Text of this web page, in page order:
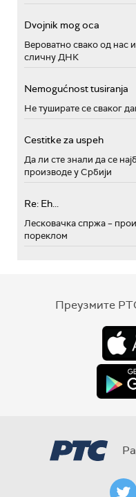
Dvojnik mog oca
Вероватно свако од нас
сличну ДНК
Nemogućnost tusiranja
Не туширате се сваког
Cestitke za uspeh
Да ли сте знали да се
производе у Србији
Re: Eh...
Лесковачка спржа –
пореклом
Преузмите